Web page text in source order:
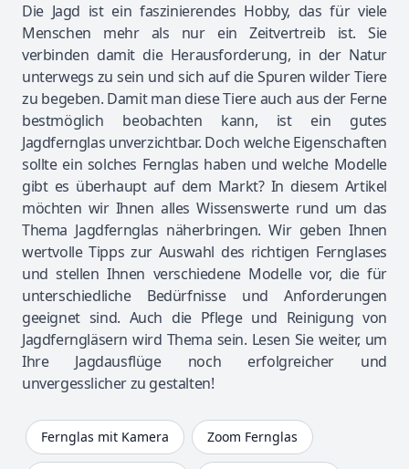
Die Jagd ist ein faszinierendes Hobby, das für viele
Menschen mehr als nur ein Zeitvertreib ist. Sie
verbinden damit die Herausforderung, in der Natur
unterwegs zu sein und sich auf die Spuren wilder Tiere
zu begeben. Damit man diese Tiere auch aus der Ferne
bestmöglich beobachten kann, ist ein gutes
Jagdfernglas unverzichtbar. Doch welche Eigenschaften
sollte ein solches Fernglas haben und welche Modelle
gibt es überhaupt auf dem Markt? In diesem Artikel
möchten wir Ihnen alles Wissenswerte rund um das
Thema Jagdfernglas näherbringen. Wir geben Ihnen
wertvolle Tipps zur Auswahl des richtigen Fernglases
und stellen Ihnen verschiedene Modelle vor, die für
unterschiedliche Bedürfnisse und Anforderungen
geeignet sind. Auch die Pflege und Reinigung von
Jagdferngläsern wird Thema sein. Lesen Sie weiter, um
Ihre Jagdausflüge noch erfolgreicher und
unvergesslicher zu gestalten!
Fernglas mit Kamera Zoom Fernglas